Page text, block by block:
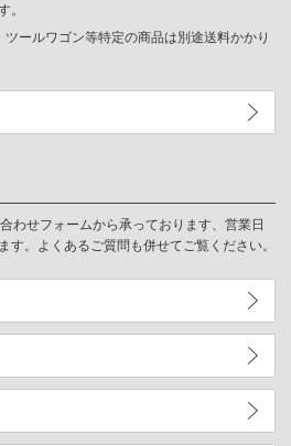
。
ールワゴン等特定の商品は別途送料かかり
わせフォームから承っております、営業日
す。よくあるご質問も併せてご覧ください。